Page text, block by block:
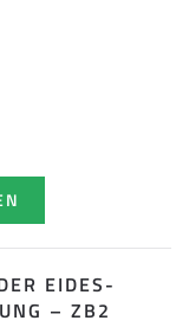
EIDES­
– ZB2